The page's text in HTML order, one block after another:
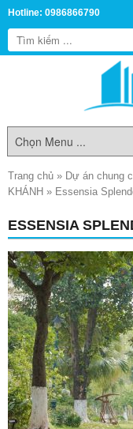
Hotline: 0986866790
Trang chủ » Dự án chung
KHÁNH » Essensia
ESSENSIA